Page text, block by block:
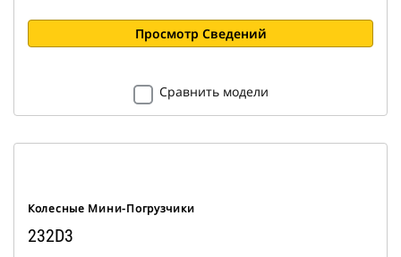
Просмотр Сведений
Сравнить модели
Колесные Мини-Погрузчики
232D3